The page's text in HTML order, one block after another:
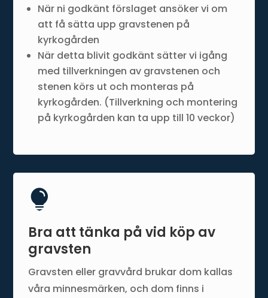
När ni godkänt förslaget ansöker vi om
att få sätta upp gravstenen på
kyrkogården
När detta blivit godkänt sätter vi igång
med tillverkningen av gravstenen och
stenen körs ut och monteras på
kyrkogården. (Tillverkning och montering
på kyrkogården kan ta upp till 10 veckor)

Bra att tänka på vid köp av
gravsten
Gravsten eller gravvård brukar dom kallas
våra minnesmärken, och dom finns i